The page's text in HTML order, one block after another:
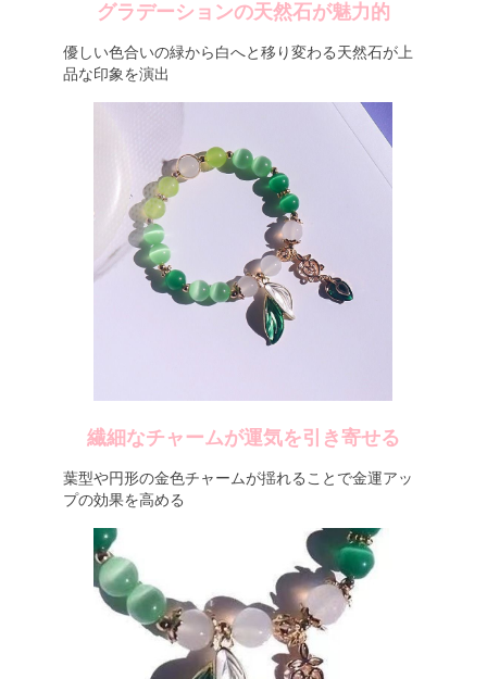
グラデーションの天然石が魅力的
優しい色合いの緑から白へと移り変わる天然石が上
品な印象を演出
繊細なチャームが運気を引き寄せる
葉型や円形の金色チャームが揺れることで金運アッ
プの効果を高める